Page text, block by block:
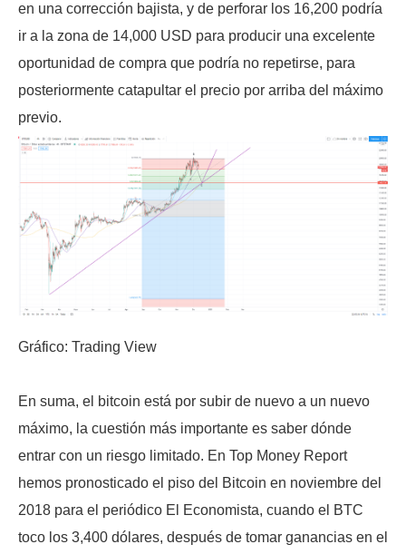
en una corrección bajista, y de perforar los 16,200 podría
ir a la zona de 14,000 USD para producir una excelente
oportunidad de compra que podría no repetirse, para
posteriormente catapultar el precio por arriba del máximo
previo.
Gráfico: Trading View
En suma, el bitcoin está por subir de nuevo a un nuevo
máximo, la cuestión más importante es saber dónde
entrar con un riesgo limitado. En Top Money Report
hemos pronosticado el piso del Bitcoin en noviembre del
2018 para el periódico El Economista, cuando el BTC
toco los 3,400 dólares, después de tomar ganancias en el